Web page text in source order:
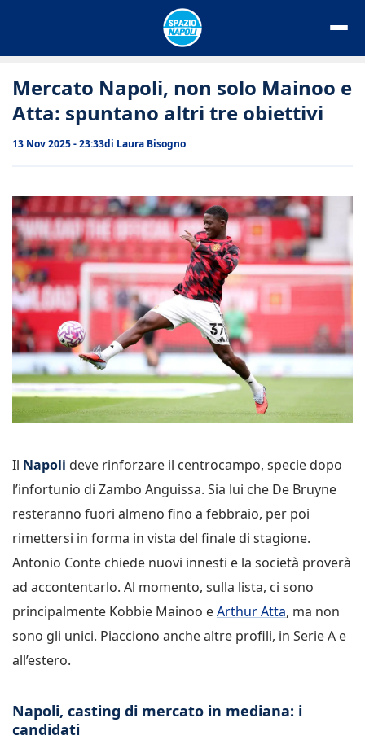
Mercato Napoli, non solo Mainoo e
Atta: spuntano altri tre obiettivi
13 Nov 2025 - 23:33di Laura Bisogno
Il Napoli deve rinforzare il centrocampo, specie dopo
l’infortunio di Zambo Anguissa. Sia lui che De Bruyne
resteranno fuori almeno fino a febbraio, per poi
rimettersi in forma in vista del finale di stagione.
Antonio Conte chiede nuovi innesti e la società proverà
ad accontentarlo. Al momento, sulla lista, ci sono
principalmente Kobbie Mainoo eArthur Atta, ma non
sono gli unici. Piacciono anche altre profili, in Serie A e
all’estero.
Napoli, casting di mercato in mediana: i
candidati